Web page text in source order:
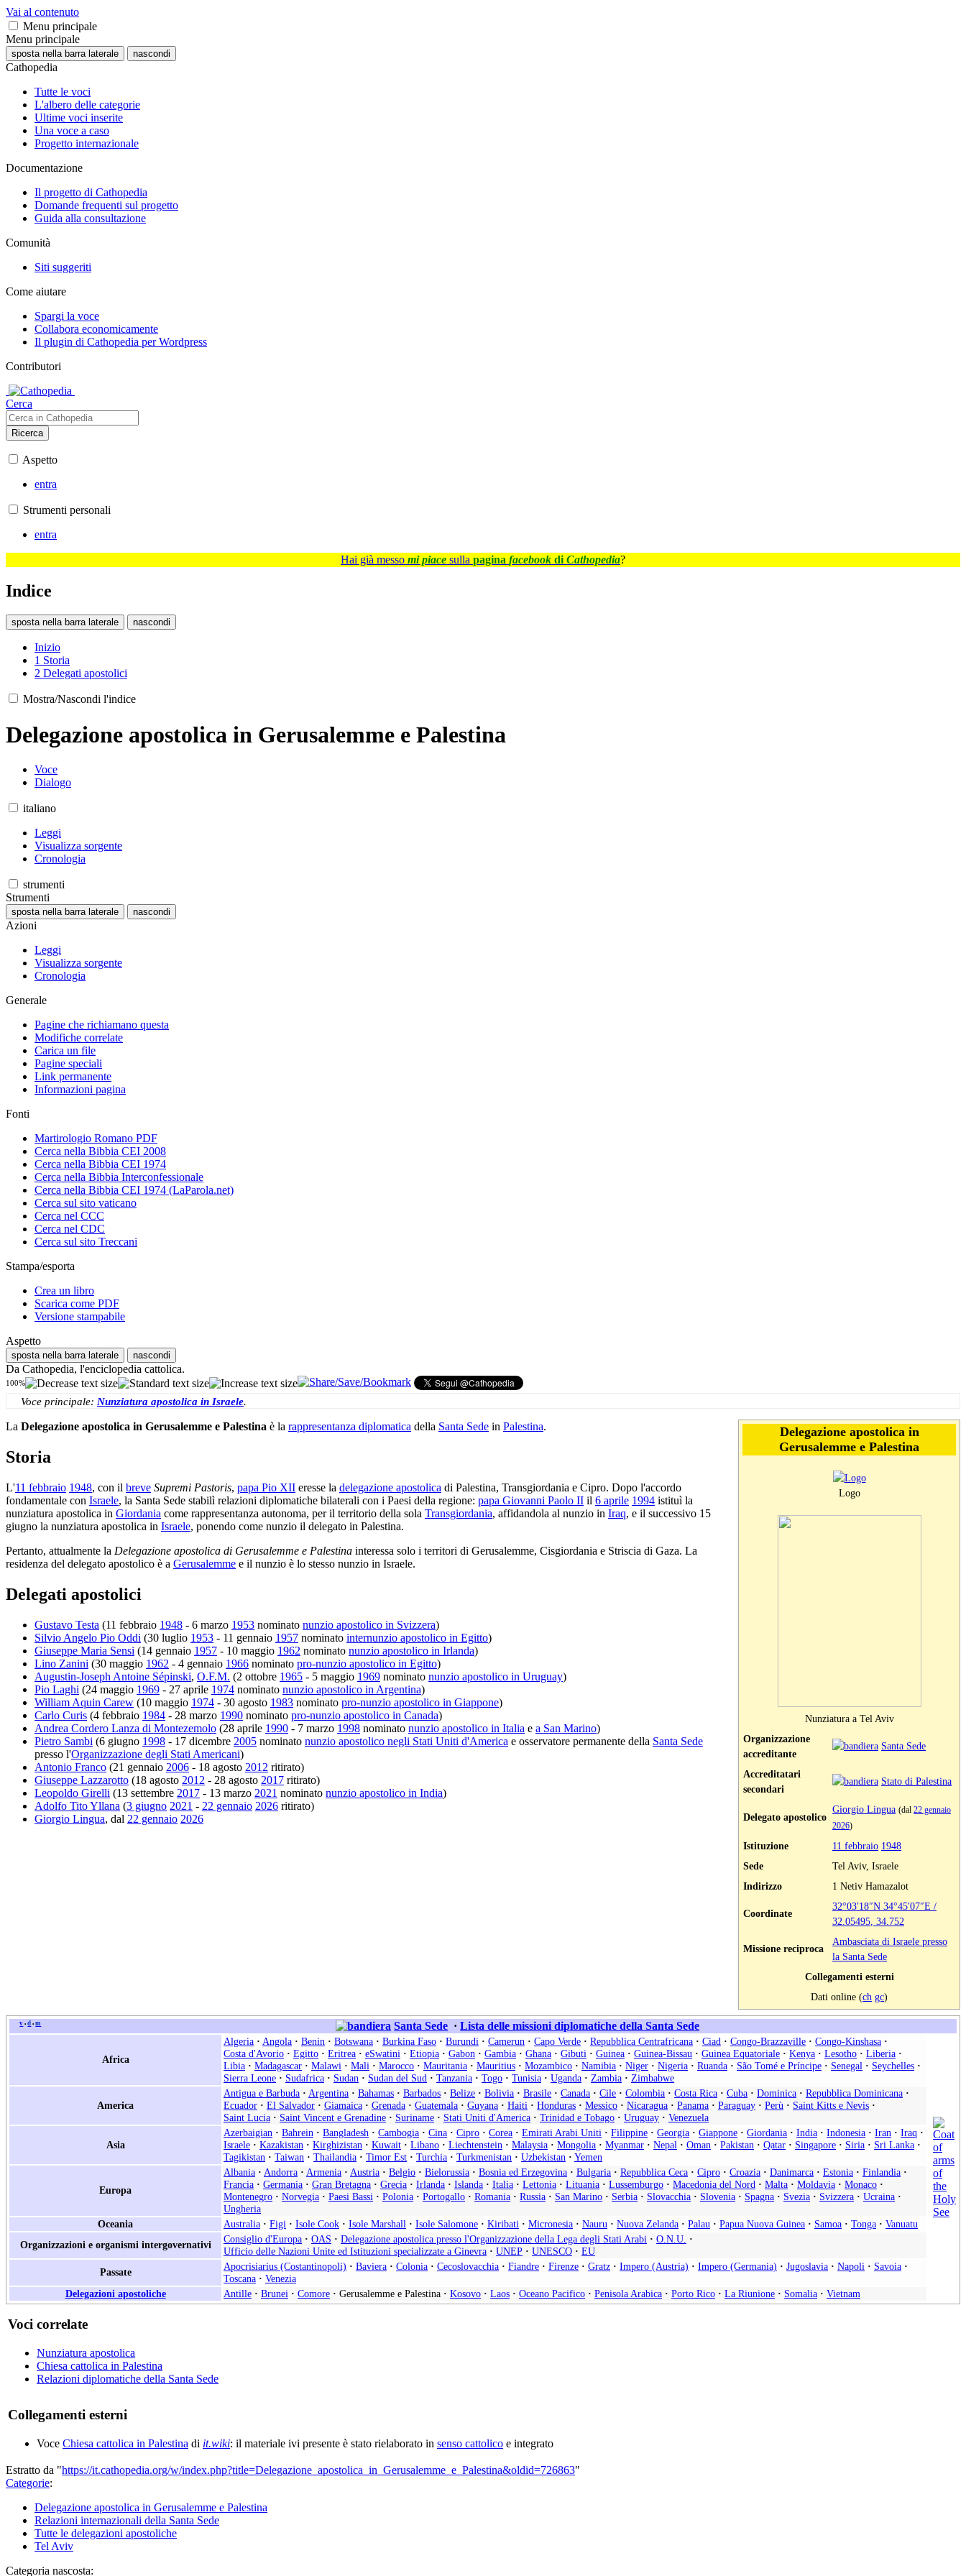
Vai al contenuto
Menu principale
Menu principale
sposta nella barra laterale nascondi
Cathopedia
Tutte le voci
L'albero delle categorie
Ultime voci inserite
Una voce a caso
Progetto internazionale
Documentazione
Il progetto di Cathopedia
Domande frequenti sul progetto
Guida alla consultazione
Comunità
Siti suggeriti
Come aiutare
Spargi la voce
Collabora economicamente
Il plugin di Cathopedia per Wordpress
Contributori
Cerca
Ricerca
Aspetto
entra
Strumenti personali
entra
Hai già messo mi piace sulla pagina facebook di Cathopedia?
Indice
sposta nella barra laterale nascondi
Inizio
1 Storia
2 Delegati apostolici
Mostra/Nascondi l'indice
Delegazione apostolica in Gerusalemme e Palestina
Voce
Dialogo
italiano
Leggi
Visualizza sorgente
Cronologia
strumenti
Strumenti
sposta nella barra laterale nascondi
Azioni
Leggi
Visualizza sorgente
Cronologia
Generale
Pagine che richiamano questa
Modifiche correlate
Carica un file
Pagine speciali
Link permanente
Informazioni pagina
Fonti
Martirologio Romano PDF
Cerca nella Bibbia CEI 2008
Cerca nella Bibbia CEI 1974
Cerca nella Bibbia Interconfessionale
Cerca nella Bibbia CEI 1974 (LaParola.net)
Cerca sul sito vaticano
Cerca nel CCC
Cerca nel CDC
Cerca sul sito Treccani
Stampa/esporta
Crea un libro
Scarica come PDF
Versione stampabile
Aspetto
sposta nella barra laterale nascondi
Da Cathopedia, l'enciclopedia cattolica.
100%
Voce principale: Nunziatura apostolica in Israele.
Delegazione apostolica in
Gerusalemme e Palestina
Logo
Nunziatura a Tel Aviv
Organizzazione
accreditante
Santa Sede
Accreditatari
secondari
Stato di Palestina
Delegato apostolico
Giorgio Lingua (dal 22 gennaio
2026)
Istituzione 11 febbraio 1948
Sede
Tel Aviv, Israele
Indirizzo
1 Netiv Hamazalot
Coordinate
32°03′18″N 34°45′07″E /
32.05495, 34.752
Missione reciproca
Ambasciata di Israele presso
la Santa Sede
Collegamenti esterni
Dati online (ch gc)
La Delegazione apostolica in Gerusalemme e Palestina è la rappresentanza diplomatica della Santa Sede in Palestina.
Storia
L'11 febbraio 1948, con il breve Supremi Pastoris, papa Pio XII eresse la delegazione apostolica di Palestina, Transgiordania e Cipro. Dopo l'accordo
fondamentale con Israele, la Santa Sede stabilì relazioni diplomatiche bilaterali con i Paesi della regione: papa Giovanni Paolo II il 6 aprile 1994 istituì la
nunziatura apostolica in Giordania come rappresentanza autonoma, per il territorio della sola Transgiordania, affidandola al nunzio in Iraq, e il successivo 15
giugno la nunziatura apostolica in Israele, ponendo come nunzio il delegato in Palestina.
Pertanto, attualmente la Delegazione apostolica di Gerusalemme e Palestina interessa solo i territori di Gerusalemme, Cisgiordania e Striscia di Gaza. La
residenza del delegato apostolico è a Gerusalemme e il nunzio è lo stesso nunzio in Israele.
Delegati apostolici
Gustavo Testa (11 febbraio 1948 - 6 marzo 1953 nominato nunzio apostolico in Svizzera)
Silvio Angelo Pio Oddi (30 luglio 1953 - 11 gennaio 1957 nominato internunzio apostolico in Egitto)
Giuseppe Maria Sensi (14 gennaio 1957 - 10 maggio 1962 nominato nunzio apostolico in Irlanda)
Lino Zanini (30 maggio 1962 - 4 gennaio 1966 nominato pro-nunzio apostolico in Egitto)
Augustin-Joseph Antoine Sépinski, O.F.M. (2 ottobre 1965 - 5 maggio 1969 nominato nunzio apostolico in Uruguay)
Pio Laghi (24 maggio 1969 - 27 aprile 1974 nominato nunzio apostolico in Argentina)
William Aquin Carew (10 maggio 1974 - 30 agosto 1983 nominato pro-nunzio apostolico in Giappone)
Carlo Curis (4 febbraio 1984 - 28 marzo 1990 nominato pro-nunzio apostolico in Canada)
Andrea Cordero Lanza di Montezemolo (28 aprile 1990 - 7 marzo 1998 nominato nunzio apostolico in Italia e a San Marino)
Pietro Sambi (6 giugno 1998 - 17 dicembre 2005 nominato nunzio apostolico negli Stati Uniti d'America e osservatore permanente della Santa Sede
presso l'Organizzazione degli Stati Americani)
Antonio Franco (21 gennaio 2006 - 18 agosto 2012 ritirato)
Giuseppe Lazzarotto (18 agosto 2012 - 28 agosto 2017 ritirato)
Leopoldo Girelli (13 settembre 2017 - 13 marzo 2021 nominato nunzio apostolico in India)
Adolfo Tito Yllana (3 giugno 2021 - 22 gennaio 2026 ritirato)
Giorgio Lingua, dal 22 gennaio 2026
v • d • m Santa Sede · Lista delle missioni diplomatiche della Santa Sede
Africa
Algeria · Angola · Benin · Botswana · Burkina Faso · Burundi · Camerun · Capo Verde · Repubblica Centrafricana · Ciad · Congo-Brazzaville · Congo-Kinshasa ·
Costa d'Avorio · Egitto · Eritrea · eSwatini · Etiopia · Gabon · Gambia · Ghana · Gibuti · Guinea · Guinea-Bissau · Guinea Equatoriale · Kenya · Lesotho · Liberia ·
Libia · Madagascar · Malawi · Mali · Marocco · Mauritania · Mauritius · Mozambico · Namibia · Niger · Nigeria · Ruanda · São Tomé e Príncipe · Senegal · Seychelles ·
Sierra Leone · Sudafrica · Sudan · Sudan del Sud · Tanzania · Togo · Tunisia · Uganda · Zambia · Zimbabwe
America
Antigua e Barbuda · Argentina · Bahamas · Barbados · Belize · Bolivia · Brasile · Canada · Cile · Colombia · Costa Rica · Cuba · Dominica · Repubblica Dominicana ·
Ecuador · El Salvador · Giamaica · Grenada · Guatemala · Guyana · Haiti · Honduras · Messico · Nicaragua · Panama · Paraguay · Perù · Saint Kitts e Nevis ·
Saint Lucia · Saint Vincent e Grenadine · Suriname · Stati Uniti d'America · Trinidad e Tobago · Uruguay · Venezuela
Asia
Azerbaigian · Bahrein · Bangladesh · Cambogia · Cina · Cipro · Corea · Emirati Arabi Uniti · Filippine · Georgia · Giappone · Giordania · India · Indonesia · Iran · Iraq ·
Israele · Kazakistan · Kirghizistan · Kuwait · Libano · Liechtenstein · Malaysia · Mongolia · Myanmar · Nepal · Oman · Pakistan · Qatar · Singapore · Siria · Sri Lanka ·
Tagikistan · Taiwan · Thailandia · Timor Est · Turchia · Turkmenistan · Uzbekistan · Yemen
Europa
Albania · Andorra · Armenia · Austria · Belgio · Bielorussia · Bosnia ed Erzegovina · Bulgaria · Repubblica Ceca · Cipro · Croazia · Danimarca · Estonia · Finlandia ·
Francia · Germania · Gran Bretagna · Grecia · Irlanda · Islanda · Italia · Lettonia · Lituania · Lussemburgo · Macedonia del Nord · Malta · Moldavia · Monaco ·
Montenegro · Norvegia · Paesi Bassi · Polonia · Portogallo · Romania · Russia · San Marino · Serbia · Slovacchia · Slovenia · Spagna · Svezia · Svizzera · Ucraina ·
Ungheria
Oceania
Australia · Figi · Isole Cook · Isole Marshall · Isole Salomone · Kiribati · Micronesia · Nauru · Nuova Zelanda · Palau · Papua Nuova Guinea · Samoa · Tonga · Vanuatu
Organizzazioni e organismi intergovernativi
Consiglio d'Europa · OAS · Delegazione apostolica presso l'Organizzazione della Lega degli Stati Arabi · O.N.U. ·
Ufficio delle Nazioni Unite ed Istituzioni specializzate a Ginevra · UNEP · UNESCO · EU
Passate
Apocrisiarius (Costantinopoli) · Baviera · Colonia · Cecoslovacchia · Fiandre · Firenze · Gratz · Impero (Austria) · Impero (Germania) · Jugoslavia · Napoli · Savoia ·
Toscana · Venezia
Delegazioni apostoliche
Antille · Brunei · Comore · Gerusalemme e Palestina · Kosovo · Laos · Oceano Pacifico · Penisola Arabica · Porto Rico · La Riunione · Somalia · Vietnam
Voci correlate
Nunziatura apostolica
Chiesa cattolica in Palestina
Relazioni diplomatiche della Santa Sede
Collegamenti esterni
Voce Chiesa cattolica in Palestina di it.wiki: il materiale ivi presente è stato rielaborato in senso cattolico e integrato
Estratto da "https://it.cathopedia.org/w/index.php?title=Delegazione_apostolica_in_Gerusalemme_e_Palestina&oldid=726863"
Categorie:
Delegazione apostolica in Gerusalemme e Palestina
Relazioni internazionali della Santa Sede
Tutte le delegazioni apostoliche
Tel Aviv
Categoria nascosta: